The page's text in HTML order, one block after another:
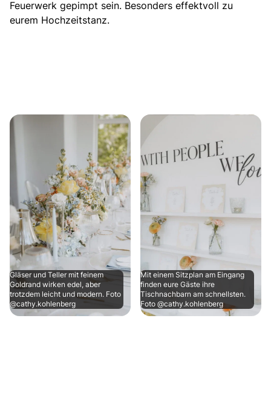
Feuerwerk gepimpt sein. Besonders effektvoll zu
eurem Hochzeitstanz.
Gläser und Teller mit feinem
Goldrand wirken edel, aber
trotzdem leicht und modern. Foto
@cathy.kohlenberg
Mit einem Sitzplan am Eingang
finden eure Gäste ihre
Tischnachbarn am schnellsten.
Foto @cathy.kohlenberg